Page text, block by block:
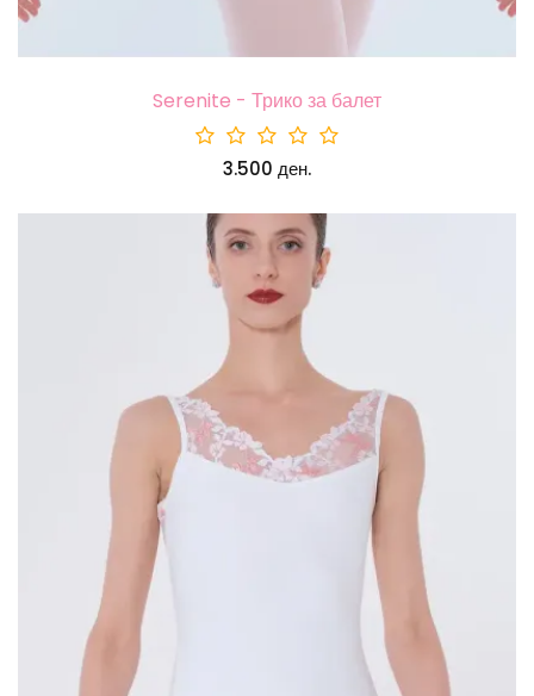
Serenite - Трико за балет
3.500 ден.